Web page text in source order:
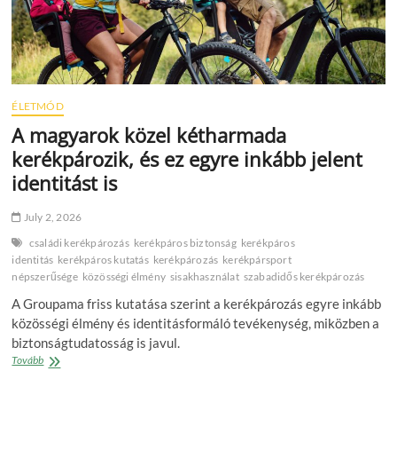
ÉLETMÓD
A magyarok közel kétharmada
kerékpározik, és ez egyre inkább jelent
identitást is
July 2, 2026
családi kerékpározás kerékpáros biztonság kerékpáros
identitás kerékpáros kutatás kerékpározás kerékpársport
népszerűsége közösségi élmény sisakhasználat szabadidős kerékpározás
A Groupama friss kutatása szerint a kerékpározás egyre inkább
közösségi élmény és identitásformáló tevékenység, miközben a
biztonságtudatosság is javul.
TovábbA